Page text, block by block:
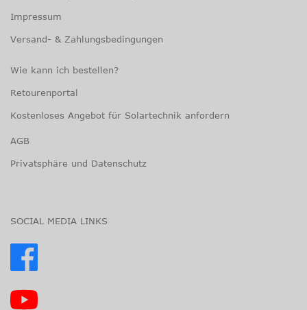
Impressum
Versand- & Zahlungsbedingungen
Wie kann ich bestellen?
Retourenportal
Kostenloses Angebot für Solartechnik anfordern
AGB
Privatsphäre und Datenschutz
SOCIAL MEDIA LINKS